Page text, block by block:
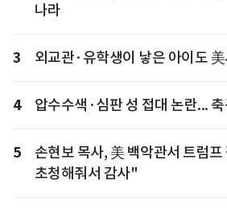
나라
3 외교관·유학생이 낳은 아이도
4 압수수색·심판 성 접대 논란...
5
손현보 목사, 美 백악관서 트럼
초청해줘서 감사"